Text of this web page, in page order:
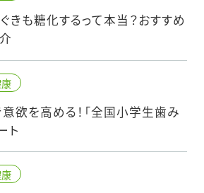
ぐきも糖化するって本当？おすすめ
欲を高める！「全国小学生歯み
ト